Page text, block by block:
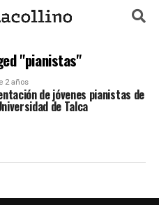
"pianistas"
2 años
de jóvenes pianistas de
de Talca